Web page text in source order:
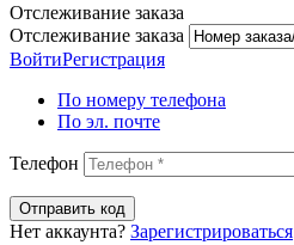
Отслеживание заказа
Отслеживание заказа
ВойтиРегистрация
По номеру телефона
По эл. почте
Телефон
Отправить код
Нет аккаунта? Зарегистрироваться